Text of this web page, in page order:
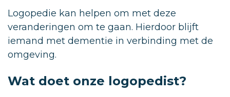
Logopedie kan helpen om met deze
veranderingen om te gaan. Hierdoor blijft
iemand met dementie in verbinding met de
omgeving.
Wat doet onze logopedist?